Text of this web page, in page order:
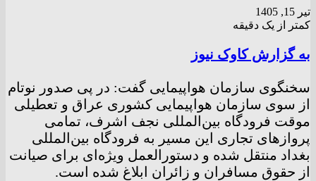
تیر 15, 1405
کمتر از یک دقیقه
به گزارش کاوک نیوز
سخنگوی سازمان هواپیمایی گفت: در پی صدور نوتام
از سوی سازمان هواپیمایی کشوری عراق و تعطیلی
موقت فرودگاه بین‌المللی نجف اشرف، تمامی
پرواز‌های تجاری این مسیر به فرودگاه بین‌المللی
بغداد منتقل شده و دستورالعمل ویژه‌ای برای صیانت
از حقوق مسافران و زائران ابلاغ شده است.